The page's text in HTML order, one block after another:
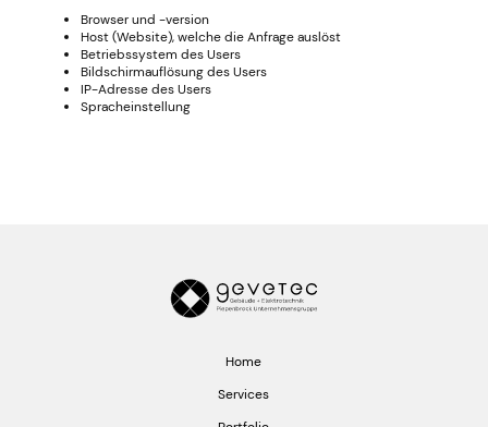
Browser und -version
Host (Website), welche die Anfrage auslöst
Betriebssystem des Users
Bildschirmauflösung des Users
IP-Adresse des Users
Spracheinstellung
Home
Services